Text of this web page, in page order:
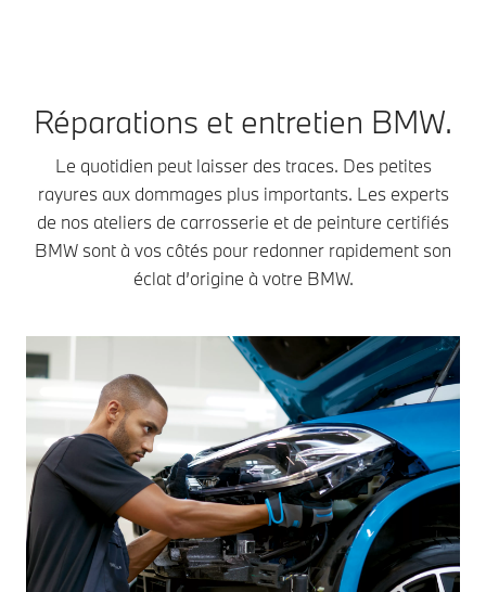
Réparations et entretien BMW.
Le quotidien peut laisser des traces. Des petites
rayures aux dommages plus importants. Les experts
de nos ateliers de carrosserie et de peinture certifiés
BMW sont à vos côtés pour redonner rapidement son
éclat d’origine à votre BMW.